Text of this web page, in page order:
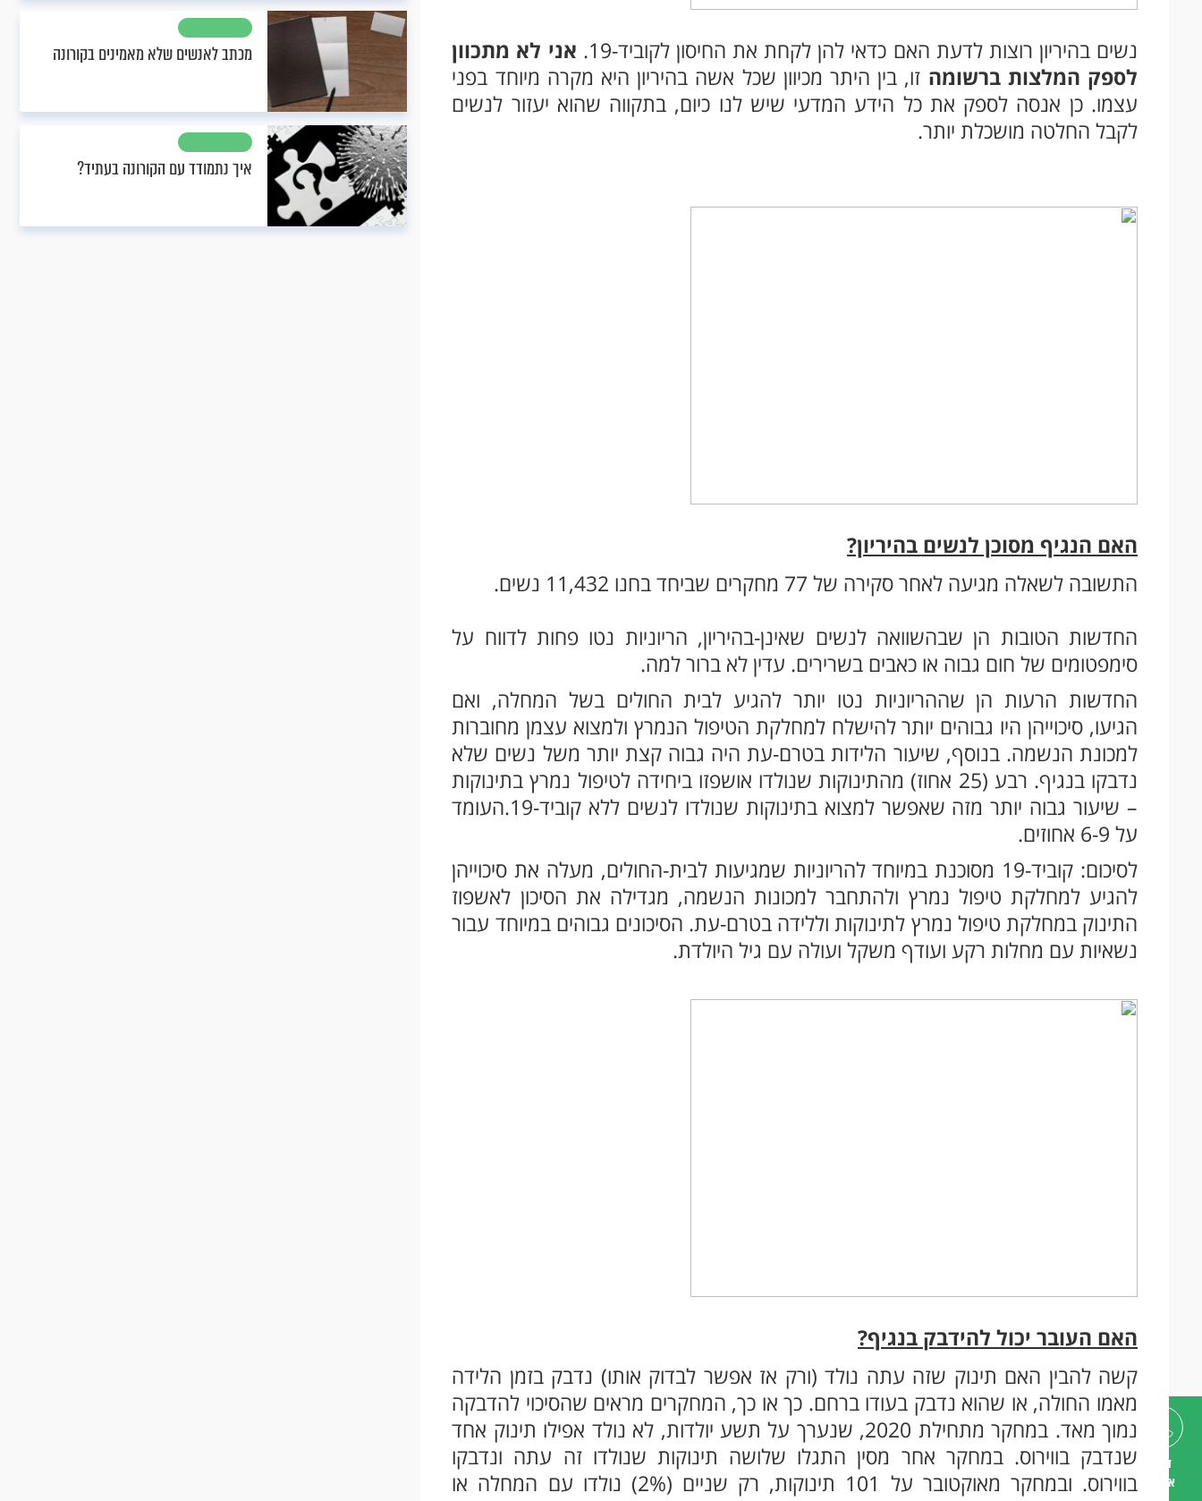
דברו
איתנו
נשים בהיריון רוצות לדעת האם כדאי להן לקחת את החיסון לקוביד-19.
אני לא מתכוון
לספק המלצות ברשומה זו, בין היתר מכיוון שכל אשה בהיריון היא מקרה מיוחד בפני
עצמו. כן אנסה לספק את כל הידע המדעי שיש לנו כיום, בתקווה שהוא יעזור לנשים
לקבל החלטה מושכלת יותר.
האם הנגיף מסוכן לנשים בהיריון?
התשובה לשאלה מגיעה לאחר סקירה של 77 מחקרים שביחד בחנו 11,432 נשים.
החדשות הטובות הן שבהשוואה לנשים שאינן-בהיריון, הריוניות נטו פחות לדווח על
סימפטומים של חום גבוה או כאבים בשרירים. עדין לא ברור למה.
החדשות הרעות הן שההריוניות נטו יותר להגיע לבית החולים בשל המחלה, ואם
הגיעו, סיכוייהן היו גבוהים יותר להישלח למחלקת הטיפול הנמרץ ולמצוא עצמן מחוברות
למכונת הנשמה. בנוסף, שיעור הלידות בטרם-עת היה גבוה קצת יותר משל נשים שלא
נדבקו בנגיף. רבע (25 אחוז) מהתינוקות שנולדו אושפזו ביחידה לטיפול נמרץ בתינוקות
– שיעור גבוה יותר מזה שאפשר למצוא בתינוקות שנולדו לנשים ללא קוביד-19.העומד
על 6-9 אחוזים.
לסיכום: קוביד-19 מסוכנת במיוחד להריוניות שמגיעות לבית-החולים, מעלה את סיכוייהן
להגיע למחלקת טיפול נמרץ ולהתחבר למכונות הנשמה, מגדילה את הסיכון לאשפוז
התינוק במחלקת טיפול נמרץ לתינוקות וללידה בטרם-עת. הסיכונים גבוהים במיוחד עבור
נשאיות עם מחלות רקע ועודף משקל ועולה עם גיל היולדת.
האם העובר יכול להידבק בנגיף?
קשה להבין האם תינוק שזה עתה נולד (ורק אז אפשר לבדוק אותו) נדבק בזמן הלידה
מאמו החולה, או שהוא נדבק בעודו ברחם. כך או כך, המחקרים מראים שהסיכוי להדבקה
נמוך מאד. במחקר מתחילת 2020, שנערך על תשע יולדות, לא נולד אפילו תינוק אחד
שנדבק בווירוס. במחקר אחר מסין התגלו שלושה תינוקות שנולדו זה עתה ונדבקו
בווירוס. ובמחקר מאוקטובר על 101 תינוקות, רק שניים (2%) נולדו עם המחלה או
מכתב לאנשים שלא מאמינים בקורונה
איך נתמודד עם הקורונה בעתיד?